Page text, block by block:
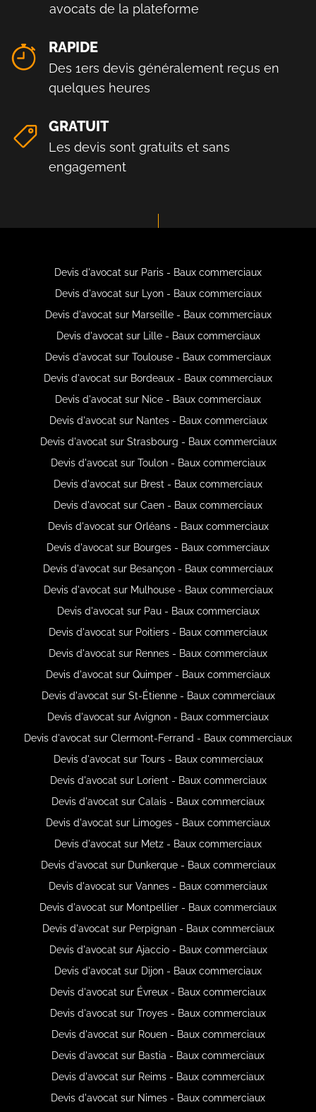
avocats de la plateforme
RAPIDE
Des 1ers devis généralement reçus en
quelques heures
GRATUIT
Les devis sont gratuits et sans
engagement
Devis d'avocat sur Paris - Baux commerciaux
Devis d'avocat sur Lyon - Baux commerciaux
Devis d'avocat sur Marseille - Baux commerciaux
Devis d'avocat sur Lille - Baux commerciaux
Devis d'avocat sur Toulouse - Baux commerciaux
Devis d'avocat sur Bordeaux - Baux commerciaux
Devis d'avocat sur Nice - Baux commerciaux
Devis d'avocat sur Nantes - Baux commerciaux
Devis d'avocat sur Strasbourg - Baux commerciaux
Devis d'avocat sur Toulon - Baux commerciaux
Devis d'avocat sur Brest - Baux commerciaux
Devis d'avocat sur Caen - Baux commerciaux
Devis d'avocat sur Orléans - Baux commerciaux
Devis d'avocat sur Bourges - Baux commerciaux
Devis d'avocat sur Besançon - Baux commerciaux
Devis d'avocat sur Mulhouse - Baux commerciaux
Devis d'avocat sur Pau - Baux commerciaux
Devis d'avocat sur Poitiers - Baux commerciaux
Devis d'avocat sur Rennes - Baux commerciaux
Devis d'avocat sur Quimper - Baux commerciaux
Devis d'avocat sur St-Étienne - Baux commerciaux
Devis d'avocat sur Avignon - Baux commerciaux
Devis d'avocat sur Clermont-Ferrand - Baux commerciaux
Devis d'avocat sur Tours - Baux commerciaux
Devis d'avocat sur Lorient - Baux commerciaux
Devis d'avocat sur Calais - Baux commerciaux
Devis d'avocat sur Limoges - Baux commerciaux
Devis d'avocat sur Metz - Baux commerciaux
Devis d'avocat sur Dunkerque - Baux commerciaux
Devis d'avocat sur Vannes - Baux commerciaux
Devis d'avocat sur Montpellier - Baux commerciaux
Devis d'avocat sur Perpignan - Baux commerciaux
Devis d'avocat sur Ajaccio - Baux commerciaux
Devis d'avocat sur Dijon - Baux commerciaux
Devis d'avocat sur Évreux - Baux commerciaux
Devis d'avocat sur Troyes - Baux commerciaux
Devis d'avocat sur Rouen - Baux commerciaux
Devis d'avocat sur Bastia - Baux commerciaux
Devis d'avocat sur Reims - Baux commerciaux
Devis d'avocat sur Nimes - Baux commerciaux